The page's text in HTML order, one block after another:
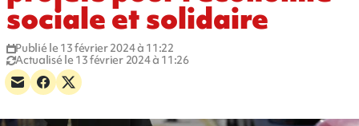
sociale et solidaire
Publié le 13 février 2024 à 11:22
Actualisé le 13 février 2024 à 11:26